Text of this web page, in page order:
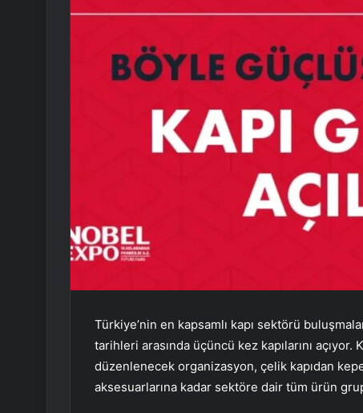
Türkiye’nin en kapsamlı kapı sektörü
tarihleri arasında üçüncü kez kapılarını
düzenlenecek organizasyon, çelik kapıdan
aksesuarlarına kadar sektöre dair tüm ürün